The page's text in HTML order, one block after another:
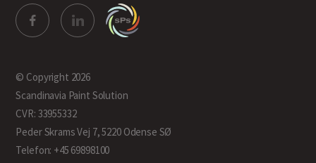
© Copyright 2026
Scandinavia Paint Solution
CVR: 33955332
Peder Skrams Vej 7, 5220 Odense SØ
Telefon: +45 69898100